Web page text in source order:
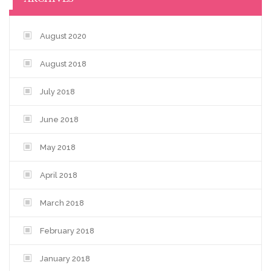
d
w o
)
August 2020
August 2018
July 2018
June 2018
May 2018
April 2018
March 2018
February 2018
January 2018